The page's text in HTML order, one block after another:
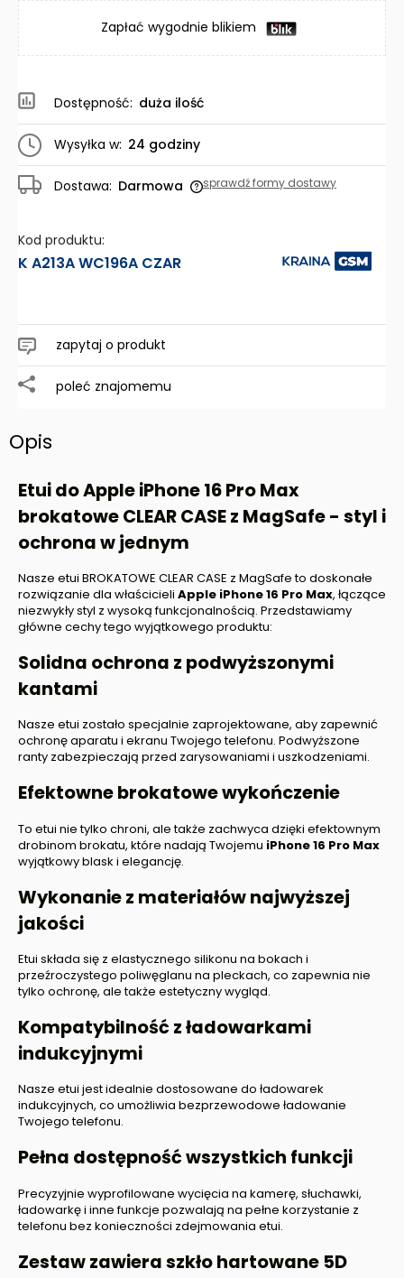
Zapłać wygodnie blikiem
Dostępność: duża ilość
Wysyłka w: 24 godziny
Dostawa: Darmowa sprawdź formy dostawy
Kod produktu:
K A213A WC196A CZAR
zapytaj o produkt
poleć znajomemu
Opis
Etui do Apple iPhone 16 Pro Max
brokatowe CLEAR CASE z MagSafe - styl i
ochrona w jednym
Nasze etui BROKATOWE CLEAR CASE z MagSafe to doskonałe
rozwiązanie dla właścicieli Apple iPhone 16 Pro Max, łączące
niezwykły styl z wysoką funkcjonalnością. Przedstawiamy
główne cechy tego wyjątkowego produktu:
Solidna ochrona z podwyższonymi
kantami
Nasze etui zostało specjalnie zaprojektowane, aby zapewnić
ochronę aparatu i ekranu Twojego telefonu. Podwyższone
ranty zabezpieczają przed zarysowaniami i uszkodzeniami.
Efektowne brokatowe wykończenie
To etui nie tylko chroni, ale także zachwyca dzięki efektownym
drobinom brokatu, które nadają Twojemu iPhone16 Pro Max
wyjątkowy blask i elegancję.
Wykonanie z materiałów najwyższej
jakości
Etui składa się z elastycznego silikonu na bokach i
przeźroczystego poliwęglanu na pleckach, co zapewnia nie
tylko ochronę, ale także estetyczny wygląd.
Kompatybilność z ładowarkami
indukcyjnymi
Nasze etui jest idealnie dostosowane do ładowarek
indukcyjnych, co umożliwia bezprzewodowe ładowanie
Twojego telefonu.
Pełna dostępność wszystkich funkcji
Precyzyjnie wyprofilowane wycięcia na kamerę, słuchawki,
ładowarkę i inne funkcje pozwalają na pełne korzystanie z
telefonu bez konieczności zdejmowania etui.
Zestaw zawiera szkło hartowane 5D